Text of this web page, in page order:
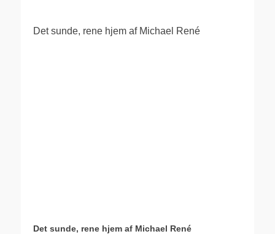
Det sunde, rene hjem af Michael René
Det sunde, rene hjem af Michael René